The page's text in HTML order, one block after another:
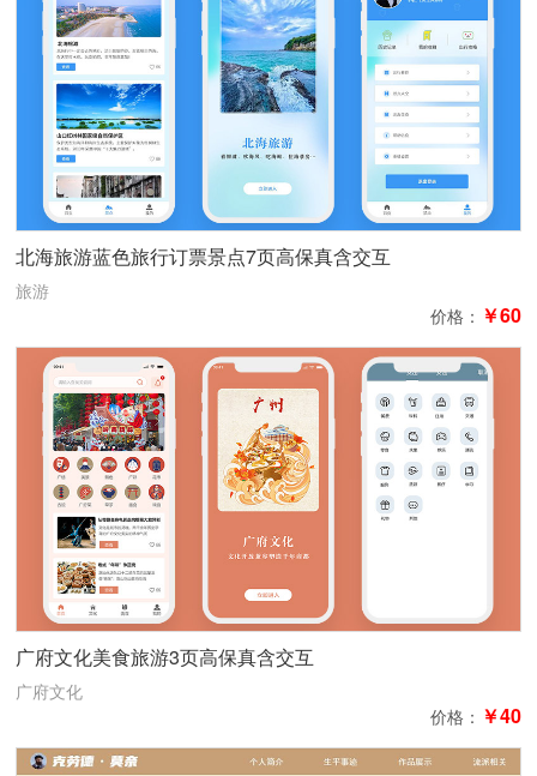
北海旅游蓝色旅行订票景点7页高保真含交互
旅游
价格： ￥60
广府文化美食旅游3页高保真含交互
广府文化
价格： ￥40